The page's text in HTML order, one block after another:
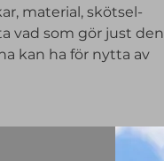
material, skötsel-
vad som gör just den
kan ha för nytta av